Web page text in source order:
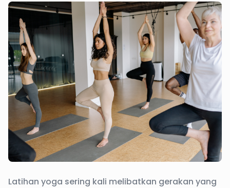
Latihan yoga sering kali melibatkan gerakan yang